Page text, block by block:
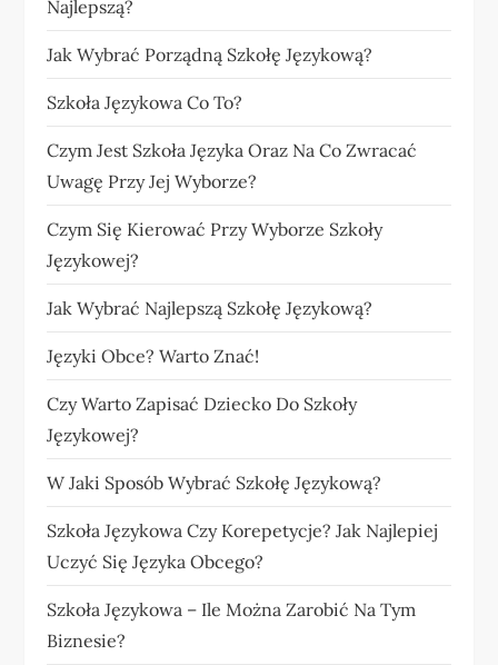
Najlepszą?
Jak Wybrać Porządną Szkołę Językową?
Szkoła Językowa Co To?
Czym Jest Szkoła Języka Oraz Na Co Zwracać
Uwagę Przy Jej Wyborze?
Czym Się Kierować Przy Wyborze Szkoły
Językowej?
Jak Wybrać Najlepszą Szkołę Językową?
Języki Obce? Warto Znać!
Czy Warto Zapisać Dziecko Do Szkoły
Językowej?
W Jaki Sposób Wybrać Szkołę Językową?
Szkoła Językowa Czy Korepetycje? Jak Najlepiej
Uczyć Się Języka Obcego?
Szkoła Językowa – Ile Można Zarobić Na Tym
Biznesie?